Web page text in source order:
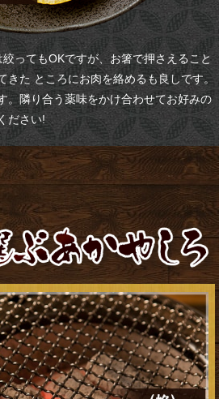
ってもOKですが、お箸で押さえること
きた ところにお肉を絡めるも良しです。
。隣り合う薬味をかけ合わせてお好みの
ださい!